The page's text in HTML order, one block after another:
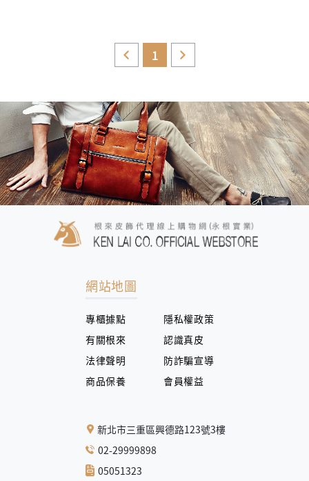
1
網站地圖
專櫃據點
隱私權政策
有關根來
認識真皮
法律聲明
防詐騙宣導
商品保養
會員權益
新北市三重區興德路123號3樓
02-29999898
05051323